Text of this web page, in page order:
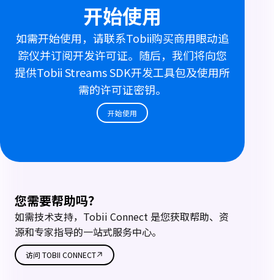
开始使用
如需开始使用，请联系Tobii购买商用眼动追
踪仪并订阅开发许可证。随后，我们将向您
提供Tobii Streams SDK开发工具包及使用所
需的许可证密钥。
开始使用
您需要帮助吗？
如需技术支持，Tobii Connect 是您获取帮助、资
源和专家指导的一站式服务中心。
访问 TOBII CONNECT